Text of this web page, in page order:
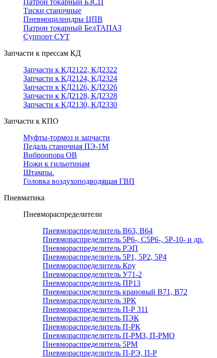
Патрон токарный БЗСП
Тиски станочные
Пневмоцилиндры ЦПВ
Патрон токарный БелТАПАЗ
Суппорт СУТ
Запчасти к прессам КД
Запчасти к КД2122, КД2322
Запчасти к КД2124, КД2324
Запчасти к КД2126, КД2326
Запчасти к КД2128, КД2328
Запчасти к КД2130, КД2330
Запчасти к КПО
Муфты-тормоз и запчасти
Педаль станочная ПЭ-1М
Виброопора ОВ
Ножи к гильотинам
Штампы.
Головка воздухоподводящая ГВП
Пневматика
Пневмораспределители
Пневмораспределитель В63, В64
Пневмораспределитель 5Р6-, С5Р6-, 5Р-10- и др.
Пневмораспределитель РЭП
Пневмораспределитель 5Р1, 5Р2, 5Р4
Пневмораспределитель Кру
Пневмораспределитель У71-2
Пневмораспределитель ПР13
Пневмораспределитель крановый В71, В72
Пневмораспределитель 3РК
Пневмораспределитель П-Р 311
Пневмораспределитель ПЭК
Пневмораспределитель П-РК
Пневмораспределитель П-РМЗ, П-РМО
Пневмораспределитель 5РМ
Пневмораспределитель П-РЭ, П-Р